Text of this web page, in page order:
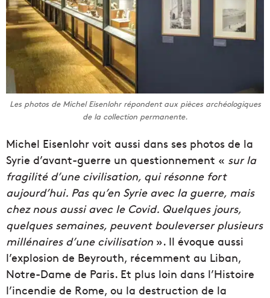
Les photos de Michel Eisenlohr répondent aux pièces archéologiques
de la collection permanente.
Michel Eisenlohr voit aussi dans ses photos de la
Syrie d’avant-guerre un questionnement « sur la
fragilité d’une civilisation, qui résonne fort
aujourd’hui. Pas qu’en Syrie avec la guerre, mais
chez nous aussi avec le Covid. Quelques jours,
quelques semaines, peuvent bouleverser plusieurs
millénaires d’une civilisation ». Il évoque aussi
l’explosion de Beyrouth, récemment au Liban,
Notre-Dame de Paris. Et plus loin dans l’Histoire
l’incendie de Rome, ou la destruction de la